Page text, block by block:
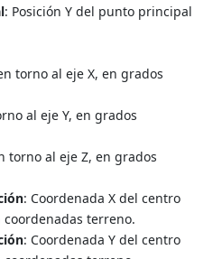
: Posición Y del punto principal
torno al eje X, en grados
al eje Y, en grados
torno al eje Z, en grados
: Coordenada X del centro
terreno.
: Coordenada Y del centro